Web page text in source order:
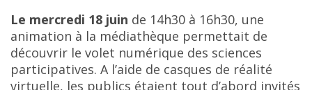
Le mercredi 18 juin de 14h30 à 16h30, une
animation à la médiathèque permettait de
découvrir le volet numérique des sciences
participatives. A l’aide de casques de réalité
virtuelle, les publics étaient tout d’abord invités